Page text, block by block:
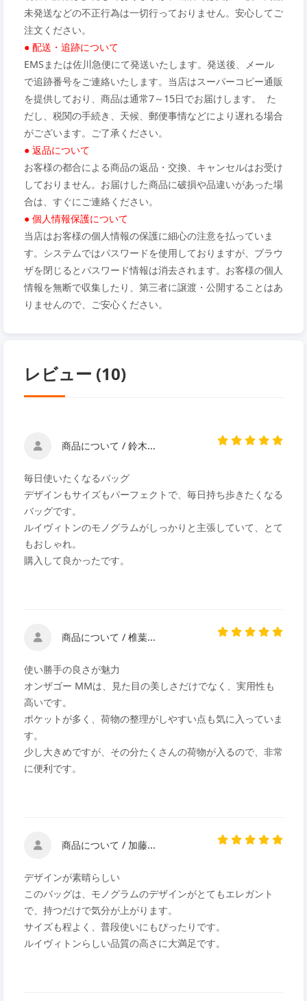
未発送などの不正行為は一切行っておりません。安心してご
注文ください。
● 配送・追跡について
EMSまたは佐川急便にて発送いたします。発送後、メール
で追跡番号をご連絡いたします。当店はスーパーコピー通販
を提供しており、商品は通常7～15日でお届けします。 た
だし、税関の手続き、天候、郵便事情などにより遅れる場合
がございます。ご了承ください。
● 返品について
お客様の都合による商品の返品・交換、キャンセルはお受け
しておりません。お届けした商品に破損や品違いがあった場
合は、すぐにご連絡ください。
● 個人情報保護について
当店はお客様の個人情報の保護に細心の注意を払っていま
す。システムではパスワードを使用しておりますが、ブラウ
ザを閉じるとパスワード情報は消去されます。お客様の個人
情報を無断で収集したり、第三者に譲渡・公開することはあ
りませんので、ご安心ください。
レビュー (10)
商品について / 鈴木...
毎日使いたくなるバッグ
デザインもサイズもパーフェクトで、毎日持ち歩きたくなる
バッグです。
ルイヴィトンのモノグラムがしっかりと主張していて、とて
もおしゃれ。
購入して良かったです。
商品について / 椎葉...
使い勝手の良さが魅力
オンザゴー MMは、見た目の美しさだけでなく、実用性も
高いです。
ポケットが多く、荷物の整理がしやすい点も気に入っていま
す。
少し大きめですが、その分たくさんの荷物が入るので、非常
に便利です。
商品について / 加藤...
デザインが素晴らしい
このバッグは、モノグラムのデザインがとてもエレガント
で、持つだけで気分が上がります。
サイズも程よく、普段使いにもぴったりです。
ルイヴィトンらしい品質の高さに大満足です。